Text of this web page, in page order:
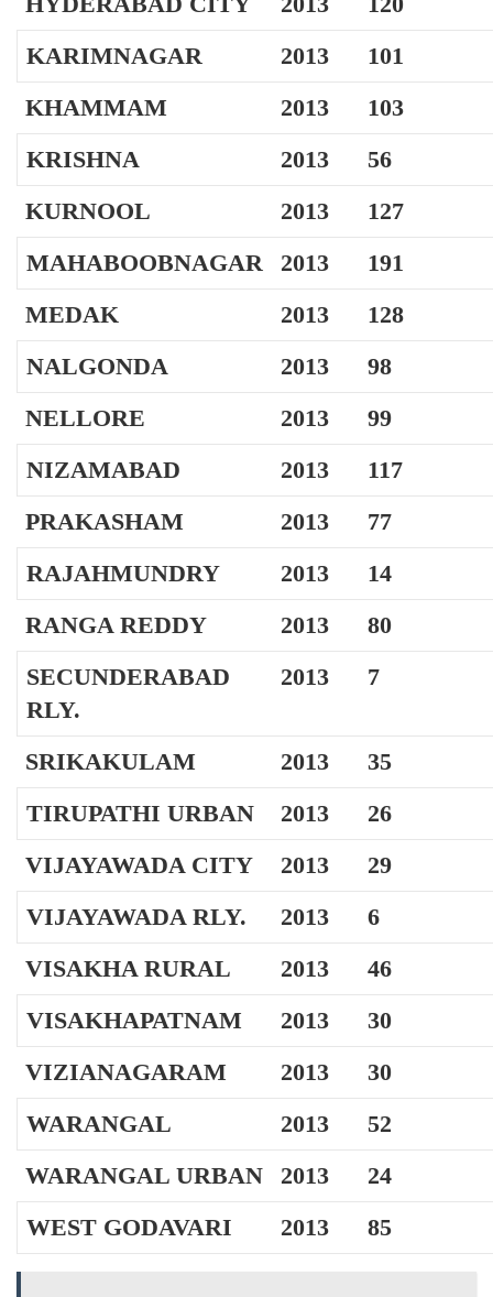
KARIMNAGAR
2013
101
KHAMMAM
2013
103
KRISHNA
2013
56
KURNOOL
2013
127
MAHABOOBNAGAR
2013
191
MEDAK
2013
128
NALGONDA
2013
98
NELLORE
2013
99
NIZAMABAD
2013
117
PRAKASHAM
2013
77
RAJAHMUNDRY
2013
14
RANGA REDDY
2013
80
SECUNDERABAD
RLY.
2013 7
SRIKAKULAM 2013
35
TIRUPATHI URBAN
2013
26
VIJAYAWADA CITY
2013
29
VIJAYAWADA RLY.
2013
6
VISAKHA RURAL
2013
46
VISAKHAPATNAM
2013
30
VIZIANAGARAM
2013
30
WARANGAL
2013
52
WARANGAL URBAN
2013
24
WEST GODAVARI
2013 85